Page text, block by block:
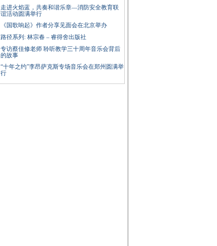
走进火焰蓝，共奏和谐乐章—消防安全教育联
谊活动圆满举行
《国歌响起》作者分享见面会在北京举办
路径系列: 林宗春 – 睿得舍出版社
专访蔡佳修老师 聆听教学三十周年音乐会背后
的故事
“十年之约”李昂萨克斯专场音乐会在郑州圆满举
行